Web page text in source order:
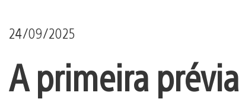
24/09/2025
A primeira